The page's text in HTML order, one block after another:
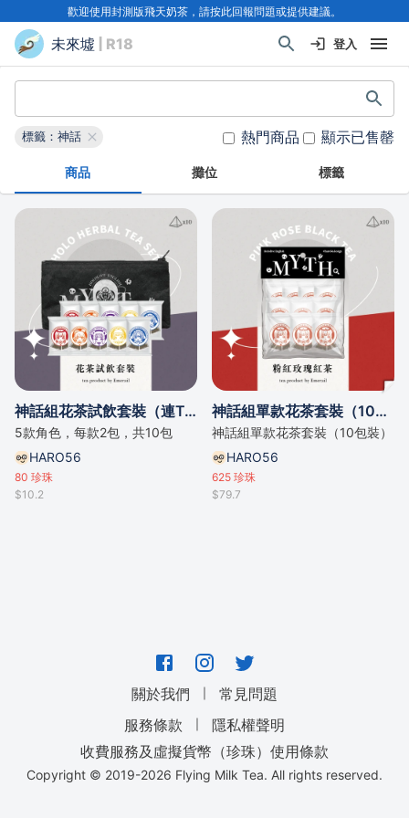
歡迎使用封測版飛天奶茶，請按此回報問題或提供建議。
未來墟 | R18 登入
標籤：神話 熱門商品 顯示已售罄
商品 攤位 標籤
神話組花茶試飲套裝（連Tyvek©筆袋）
5款角色，每款2包，共10包
HARO56
80 珍珠
$10.2
神話組單款花茶套裝（10包裝）
神話組單款花茶套裝（10包裝）
HARO56
625 珍珠
$79.7
關於我們 ｜
常見問題
服務條款
｜
隱私權聲明
收費服務及虛擬貨幣（珍珠）使用條款
Copyright © 2019-2026 Flying Milk Tea. All rights reserved.